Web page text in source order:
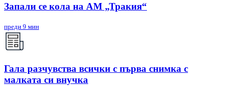
Запали се кола на АМ „Тракия“
преди 9 мин
Гала разчувства всички с първа снимка с
малката си внучка